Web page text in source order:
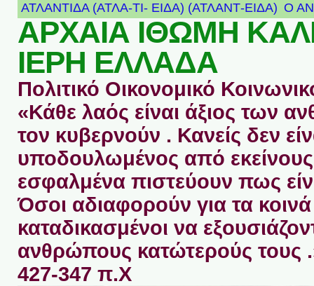
ΑΤΛΑΝΤΊΔΑ (ΑΤΛΑ-ΤΙ- ΕΙΔΑ) (ΑΤΛΑΝΤ-ΕΙΔΑ) Ο
ΑΡΧΑΙΑ ΙΘΩΜΗ
ΙΕΡΗ ΕΛΛΑΔΑ
Πολιτικό Οικονομικό
«Κάθε λαός είναι άξιος των
τον κυβερνούν . Κανείς δεν
υποδουλωμένος από
εσφαλμένα πιστεύουν πως
Όσοι αδιαφορούν για τα κοινά
καταδικασμένοι να
ανθρώπους κατώτερούς τους
427-347 π.Χ